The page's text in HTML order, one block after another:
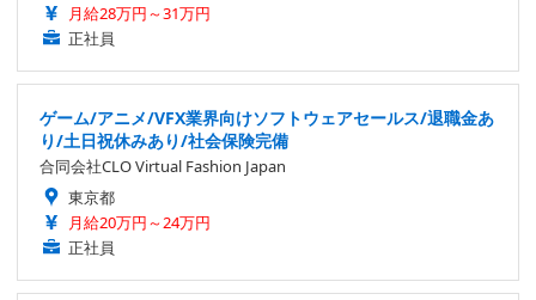
月給28万円～31万円
正社員
ゲーム/アニメ/VFX業界向けソフトウェアセールス/退職金あ
り/土日祝休みあり/社会保険完備
合同会社CLO Virtual Fashion Japan
東京都
月給20万円～24万円
正社員